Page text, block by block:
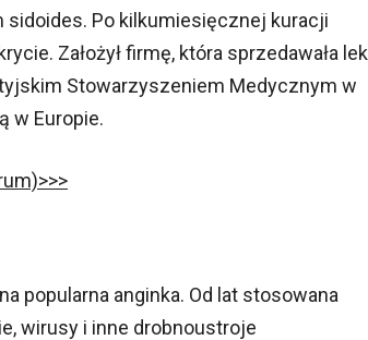
sidoides. Po kilkumiesięcznej kuracji
Założył firmę, która sprzedawała lek
Stowarzyszeniem Medycznym w
w Europie.
popularna anginka. Od lat stosowana
wirusy i inne drobnoustroje